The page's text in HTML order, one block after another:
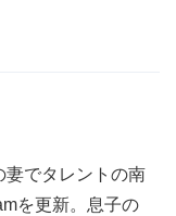
妻でタレントの南
を更新。息子の